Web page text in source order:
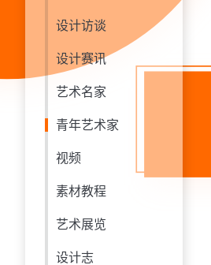
设计访谈
设计赛讯
艺术名家
青年艺术家
视频
素材教程
艺术展览
设计志